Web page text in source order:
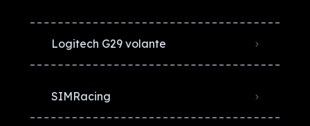
Logitech G29 volante
SIMRacing